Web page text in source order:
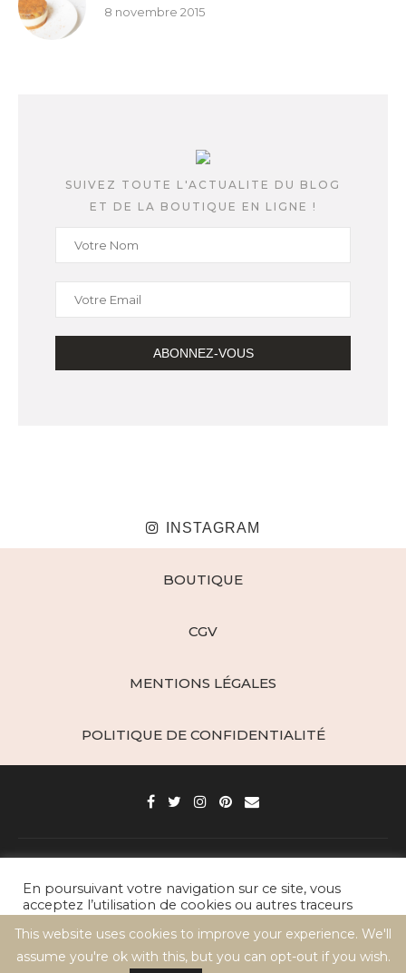
8 novembre 2015
SUIVEZ TOUTE L'ACTUALITE DU BLOG
ET DE LA BOUTIQUE EN LIGNE !
INSTAGRAM
BOUTIQUE
CGV
MENTIONS LÉGALES
POLITIQUE DE CONFIDENTIALITÉ
BACK TO TOP
This website uses cookies to improve your experience. We'll
assume you're ok with this, but you can opt-out if you wish.
En poursuivant votre navigation sur ce site, vous
acceptez l’utilisation de cookies ou autres traceurs
Cookie settings ACCEPT